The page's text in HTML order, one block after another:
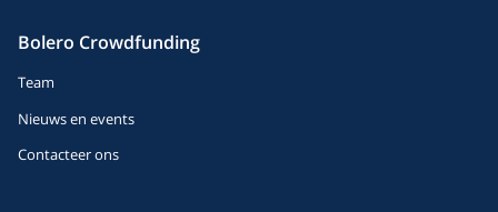
Bolero Crowdfunding
Team
Nieuws en events
Contacteer ons